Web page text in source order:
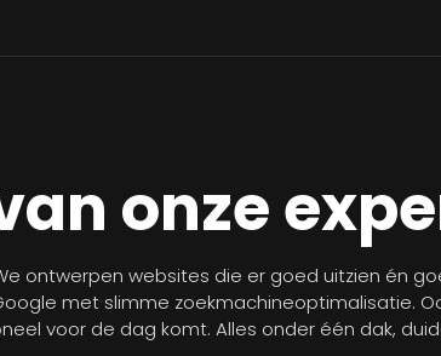
onze
ontwerpen websites die er goed uitzien én
met slimme zoekmachineoptimalisatie.
voor de dag komt. Alles onder één dak,